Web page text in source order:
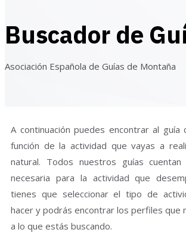
Buscador de
Asociación Española de Guías de Montaña
A continuación puedes encontrar al guía
función de la actividad que vayas a
natural. Todos nuestros guías
necesaria para la actividad que
tienes que seleccionar el tipo de
hacer y podrás encontrar los perfiles que
a lo que estás buscando.